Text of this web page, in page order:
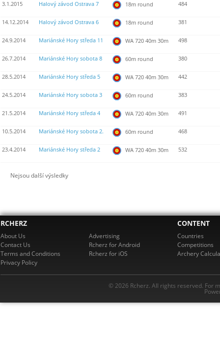
3.1.2015 Halový závod Ostrava 7 18m round 484
14.12.2014 Halový závod Ostrava 6 18m round 381
24.9.2014 Mariánské Hory středa 11 WA 720 40m 30m 498
26.7.2014 Mariánské Hory sobota 8 60m round 380
28.5.2014 Mariánské Hory středa 5 WA 720 40m 30m 442
24.5.2014 Mariánské Hory sobota 3 60m round 383
21.5.2014 Mariánské Hory středa 4 WA 720 40m 30m 491
10.5.2014 Mariánské Hory sobota 2. 60m round 468
23.4.2014 Mariánské Hory středa 2 WA 720 40m 30m 532
Nejsou další výsledky
RCHERZ
About Us
Contact Us
Terms and Conditions
Privacy Policy
Advertising
Rcherz for Android
Rcherz for iOS
CONTENT
Countries
Competitions
Archery
© 2026 Rcherz. All rights reserved. For